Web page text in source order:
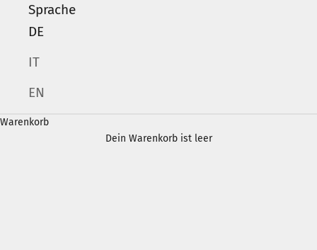
Sprache
DE
IT
EN
Warenkorb
Dein Warenkorb ist leer